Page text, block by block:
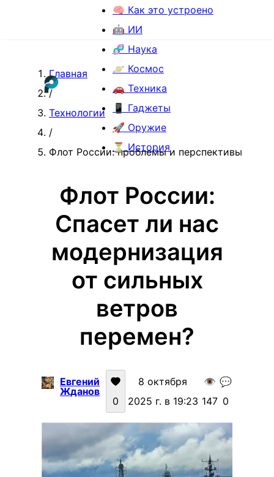
🧠 Как это устроено
🤖 ИИ
🧬 Наука
🪐 Космос
🚗 Техника
📱 Гаджеты
🚀 Оружие
⏳ История
Главная
/
Технологии
/
Флот России: проблемы и перспективы
Флот России:
Спасет ли нас
модернизация
от сильных
ветров
перемен?
Евгений
Жданов
0
8 октября
2025 г. в 19:23
👁️
147
💬
0